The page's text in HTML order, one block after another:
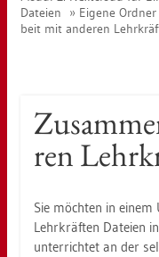
Da­tei­en
Ei­ge­ne
beit mit an­de­ren
ren
Sie möch­ten in
Lehr­kräf­ten Da­tei­en
un­ter­rich­tet an der